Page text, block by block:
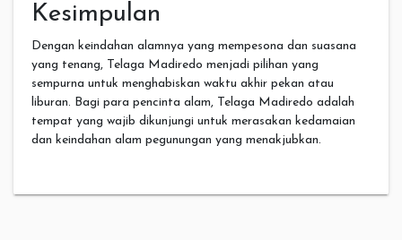
Kesimpulan
Dengan keindahan alamnya yang mempesona dan suasana
yang tenang, Telaga Madiredo menjadi pilihan yang
sempurna untuk menghabiskan waktu akhir pekan atau
liburan. Bagi para pencinta alam, Telaga Madiredo adalah
tempat yang wajib dikunjungi untuk merasakan kedamaian
dan keindahan alam pegunungan yang menakjubkan.